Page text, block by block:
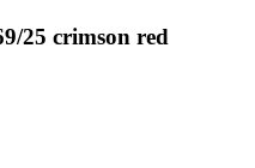
25 crimson red